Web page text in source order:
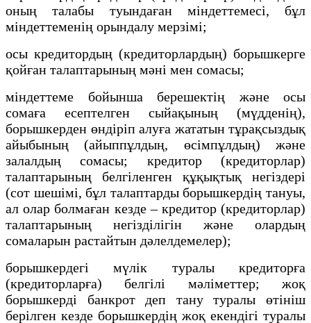
оның талабы туындаған мiндеттемесi, бұл
мiндеттеменiң орындалу мерзiмi;
осы кредитордың (кредиторлардың) борышкерге
қойған талаптарының мәнi мен сомасы;
мiндеттеме бойынша берешектің және осы
сомаға есептелген сыйақының (мүдденің),
борышкерден өндiрiп алуға жататын тұрақсыздық
айыбының (айыппұлдың, өсiмпұлдың) және
залалдың сомасы; кредитор (кредиторлар)
талаптарының белгiленген құқықтық негiздерi
(сот шешiмi, бұл талаптарды борышкердiң тануы,
ал олар болмаған кезде – кредитор (кредиторлар)
талаптарының негiздiлiгiн және олардың
сомаларын растайтын дәлелдемелер);
борышкердегі мүлiк туралы кредиторға
(кредиторларға) белгiлi мәлiметтер; жоқ
борышкерді банкрот деп тану туралы өтініш
берілген кезде борышкердің жоқ екендігі туралы